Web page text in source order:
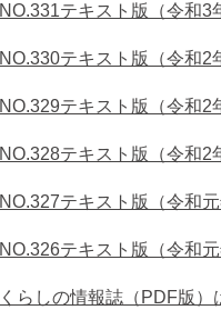
NO.331テキスト版（令和3
NO.330テキスト版（令和2
NO.329テキスト版（令和2
NO.328テキスト版（令和2
NO.327テキスト版（令和
NO.326テキスト版（令和
くらしの情報誌（PDF版）